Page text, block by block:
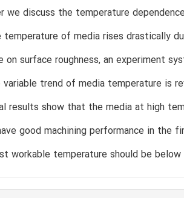
we discuss the temperature
temperature of media rises drastically
on surface roughness, an experiment
trend of media temperature is
results show that the media at high
good machining performance in the
workable temperature should be below